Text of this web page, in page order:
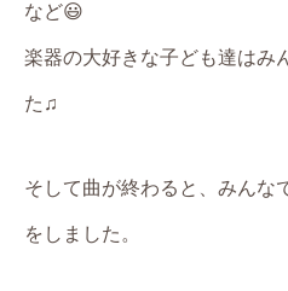
など😃
楽器の大好きな子ども達はみ
た♫
そして曲が終わると、みんな
をしました。